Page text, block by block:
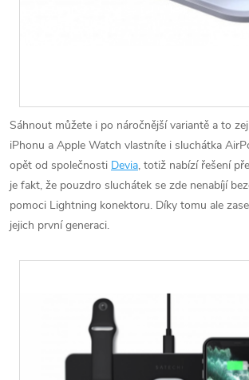
Sáhnout můžete i po náročnější variantě a to
iPhonu a Apple Watch vlastníte i sluchátka
opět od společnosti Devia, totiž nabízí řešení
je fakt, že pouzdro sluchátek se zde nenabíjí
pomoci Lightning konektoru. Díky tomu ale
jejich první generaci.